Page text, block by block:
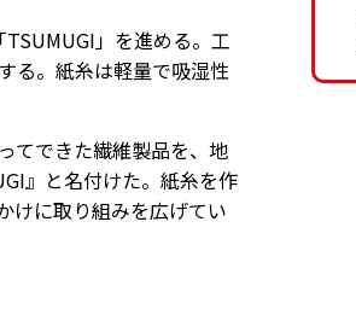
」を進める。工
る。紙糸は軽量で吸湿性
てできた繊維製品を、地
』と名付けた。紙糸を作
けに取り組みを広げてい